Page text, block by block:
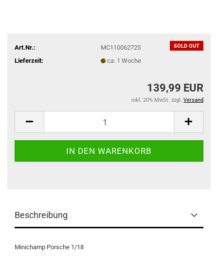
SOLD OUT
Art.Nr.:
MC110062725
Lieferzeit:
ca. 1 Woche
139,99 EUR
inkl. 20% MwSt. zzgl. Versand
Beschreibung
Minichamp Porsche 1/18